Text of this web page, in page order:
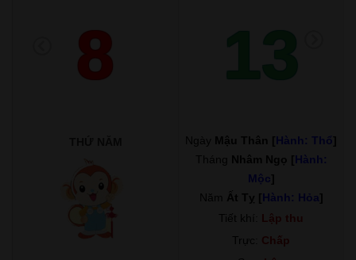
8 13
Ngày Mậu Thân [Hành: Thổ]
Tháng Nhâm Ngọ [Hành:
Mộc]
Năm Ất Tỵ [Hành: Hỏa]
Tiết khí: Lập thu
Trực: Chấp